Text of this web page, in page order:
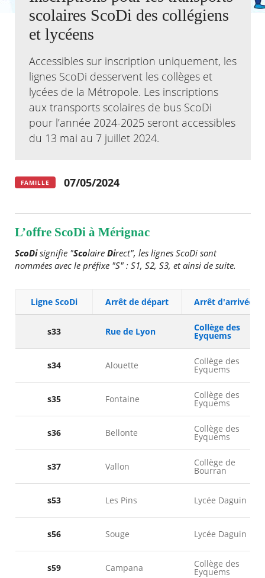
alertes
Actualités
Kiosque
Espace de services en ligne
Facebook
X InstagramLinkedin
RECHERCHER ...
scolaires ScoDi des collégiens
et lycéens
Accessibles sur inscription uniquement, les
lignes ScoDi desservent les collèges et
lycées de la Métropole. Les inscriptions
aux transports scolaires de bus ScoDi
pour l’année 2024-2025 seront accessibles
du 13 mai au 7 juillet 2024.
FAMILLE 07/05/2024
L’offre ScoDi à Mérignac
ScoDisignifie "ScolaireDirect", les lignes ScoDi sont
nommées avec le préfixe "S" : S1, S2, S3, et ainsi de suite.
Ligne ScoDi Arrêt de départ Arrêt d'arrivée
s33 Rue de Lyon Collège des
Eyquems
s34 Alouette Collège des
Eyquems
s35 Fontaine Collège des
Eyquems
s36 Bellonte Collège des
Eyquems
s37 Vallon Collège de
Bourran
s53 Les Pins Lycée Daguin
s56 Souge Lycée Daguin
s59 Campana Collège des
Eyquems